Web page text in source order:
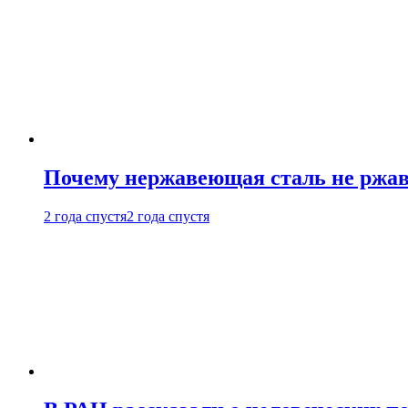
Почему нержавеющая сталь не
2 года спустя2 года спустя